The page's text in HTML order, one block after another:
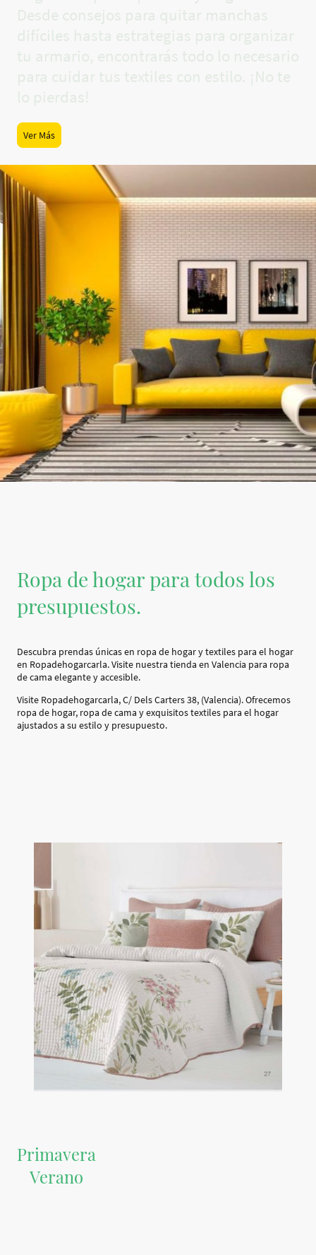
Ver Más
Ropa de hogar para todos los
presupuestos.
Descubra prendas únicas en ropa de hogar y textiles para el hogar
en Ropadehogarcarla. Visite nuestra tienda en Valencia para ropa
de cama elegante y accesible.
Visite Ropadehogarcarla, C/ Dels Carters 38, (Valencia). Ofrecemos
ropa de hogar, ropa de cama y exquisitos textiles para el hogar
ajustados a su estilo y presupuesto.
Primavera
Verano